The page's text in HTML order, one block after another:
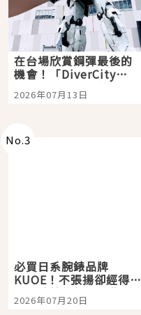
在台場欣賞鋼彈最後的
機會！「DiverCity
Tokyo Plaza」搭船、
購物、美食及夜景，一
2026年07月13日
No.3
必買日系腕錶品牌
KUOE！不張揚卻經得起
時間洗鍊的經典之作五
選
2026年07月20日